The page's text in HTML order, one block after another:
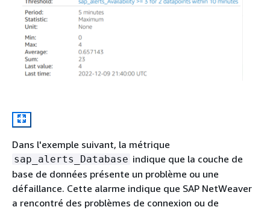
Dans l'exemple suivant, la métrique
sap_alerts_Database indique que la couche de
base de données présente un problème ou une
défaillance. Cette alarme indique que SAP NetWeaver
a rencontré des problèmes de connexion ou de